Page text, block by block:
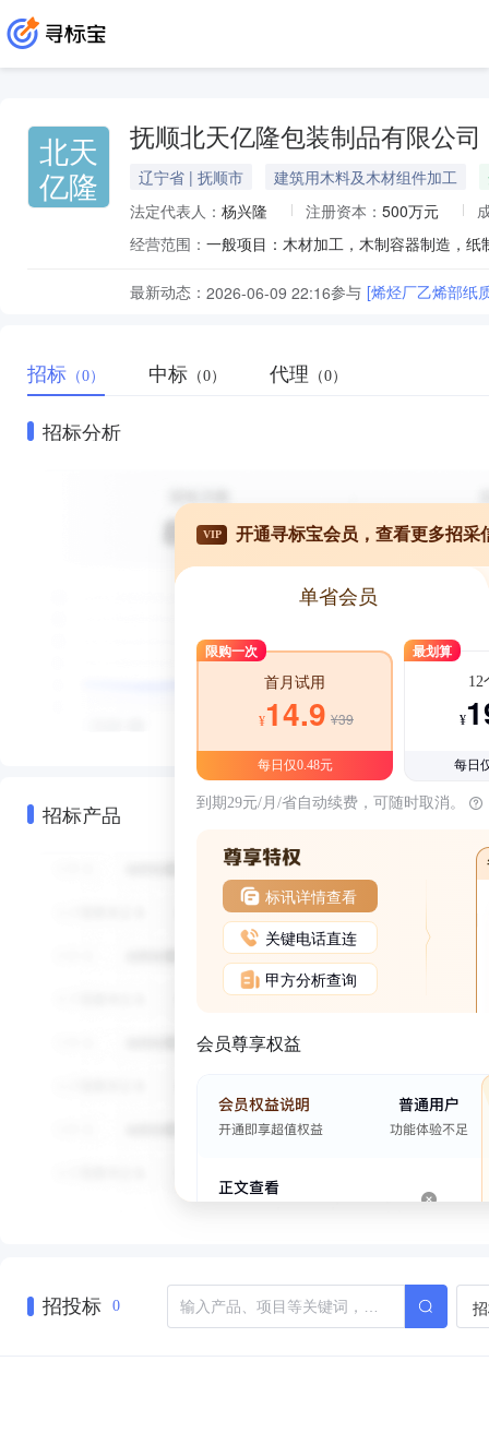
北天
亿隆
抚顺北天亿隆包装制品有限公司
辽宁省 | 抚顺市 建筑用木料及木材组件加工
法定代表人： 杨兴隆 注册资本： 500万元
经营范围：
最新动态： 2026-06-09 22:16参与 [烯烃厂乙烯部纸
招标 （0） 中标 （0） 代理 （0）
招标分析
招标产品
VIP 开通寻标宝会员，查看更多招采
单省会员
限购一次
首月试用
¥14.9 ¥39
每日仅0.48元
最划算
12
¥
每日
到期29元/月/省自动续费，可随时取消。
标讯详情查看
关键电话直连
甲方分析查询
会员尊享权益
招投标 0